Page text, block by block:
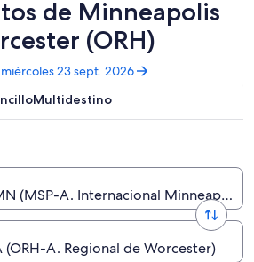
de Minneapolis
(ORH)
23 sept. 2026
Multidestino
(MSP-A. Internacional Minneapolis -
A. Regional de Worcester)